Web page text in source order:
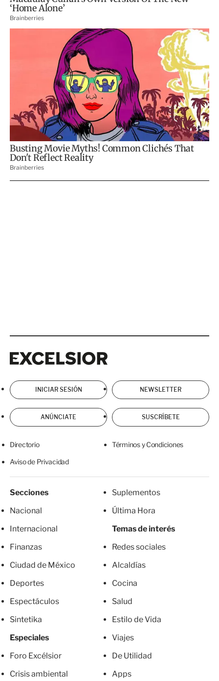
INICIAR SESIÓN NEWSLETTER
ANÚNCIATE SUSCRÍBETE
Directorio Términos y Condiciones
Aviso de Privacidad
Secciones
Nacional
Internacional
Finanzas
Ciudad de México
Deportes
Espectáculos
Sintetika
Especiales
Foro Excélsior
Crisis ambiental
Suplementos
Última Hora
Temas de interés
Redes sociales
Alcaldías
Cocina
Salud
Estilo de Vida
Viajes
De Utilidad
Apps